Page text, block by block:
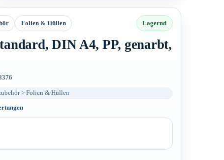
Folien & Hüllen Lagernd
DIN A4, PP, genarbt,
> Folien & Hüllen